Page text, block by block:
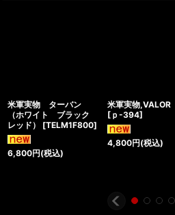
米軍実物 ターバン
（ホワイト ブラック
レッド）
[TELM1F800]
6,800円(税込)
米軍実物,VALOR
[ ｐ-394]
4,800円(税込)